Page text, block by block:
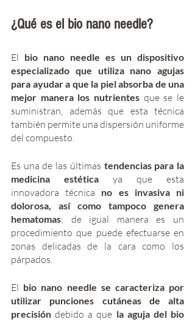
¿Qué es el bio nano needle?
El bio nano needle es un dispositivo
especializado que utiliza nano agujas
para ayudar a que la piel absorba de una
mejor manera los nutrientes que se le
suministran, además que esta técnica
también permite una dispersión uniforme
del compuesto.
Es una de las últimas tendencias para la
medicina estética ya que esta
innovadora técnica no es invasiva ni
dolorosa, así como tampoco genera
hematomas; de igual manera es un
procedimiento que puede efectuarse en
zonas delicadas de la cara como los
párpados.
El bio nano needle se caracteriza por
utilizar punciones cutáneas de alta
precisión debido a que la aguja del bio